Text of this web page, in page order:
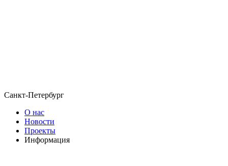
Санкт-Петербург
О нас
Новости
Проекты
Информация